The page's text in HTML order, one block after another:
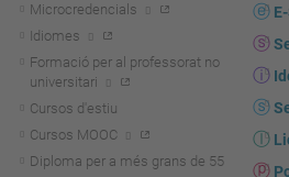
Microcredencials
Idiomes
Formació per al professorat no
universitari
Cursos d'estiu
Cursos MOOC
Diploma per a més grans de 55